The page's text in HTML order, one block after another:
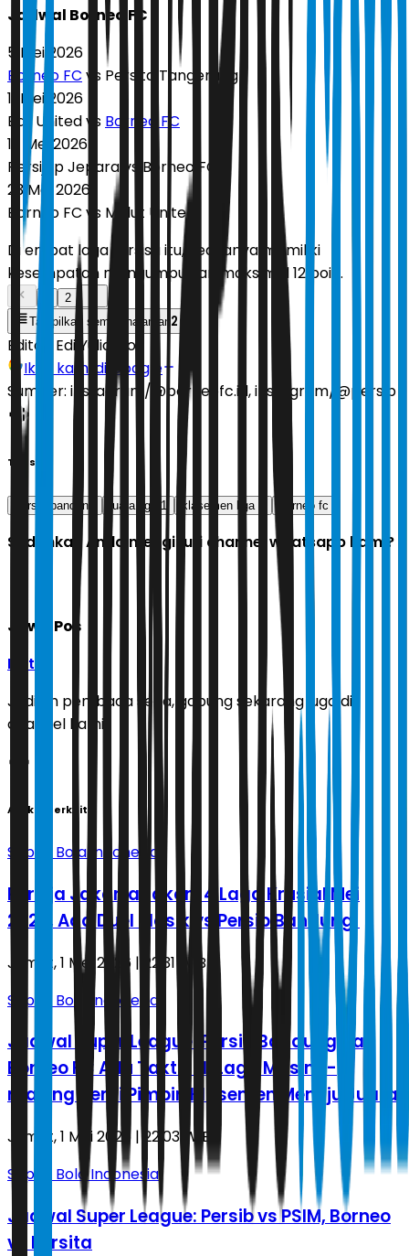
Jadwal Borneo FC
5 Mei 2026
Borneo FC vs Persita Tangerang
11 Mei 2026
Bali United vs Borneo FC
17 Mei 2026
Persijap Jepara vs Borneo FC
23 Mei 2026
Borneo FC vs Malut United
Di empat laga tersisa itu, keduanya memiliki
kesempatan mengumpulkan maksimal 12 poin.
2
Tampilkan semua halaman 2
Editor: Edi Yulianto
Ikuti kami di Google
Sumber: instagram/@borneofc.id, instagram/@persib
Tags
persib bandung juara liga 1 klasemen liga 1 borneo fc
Sudahkah Anda mengikuti channel whatsapp kami?
Jawa Pos
Ikuti
Jadilah pembaca setia, gabung sekarang juga di
channel kami!
Artikel Terkait
Sepak Bola Indonesia
Persija Jakarta Lakoni 4 Laga Krusial Mei
2026, Ada Duel Klasik vs Persib Bandung!
Jumat, 1 Mei 2026 | 22.31 WIB
Sepak Bola Indonesia
Jadwal Super League: Persib Bandung dan
Borneo FC Adu Taktik di Laga Masing-
masing demi Pimpin Klasemen Menuju Juara
Jumat, 1 Mei 2026 | 22.03 WIB
Sepak Bola Indonesia
Jadwal Super League: Persib vs PSIM, Borneo
vs Persita